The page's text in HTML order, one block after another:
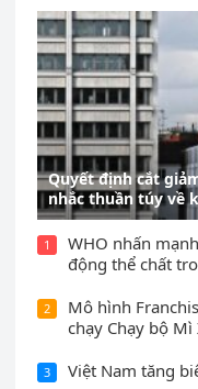
Quyết định cắt
nhắc thuần túy về
1
WHO nhấn
động thể chất
2
Mô hình
chạy Chạy bộ Mì
3 Việt Nam tăng